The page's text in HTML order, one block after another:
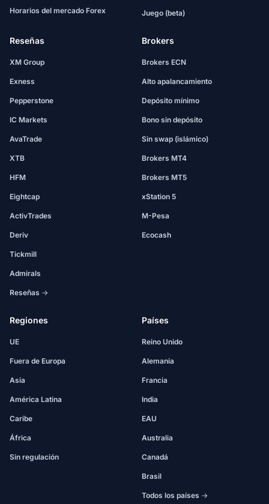
Horarios del mercado Forex Juego (beta)
Reseñas
XM Group
Exness
Pepperstone
IC Markets
AvaTrade
XTB
HFM
Eightcap
ActivTrades
Deriv
Tickmill
Admirals
Reseñas →
Brokers
Brokers ECN
Alto apalancamiento
Depósito mínimo
Bono sin depósito
Sin swap (islámico)
Brokers MT4
Brokers MT5
xStation 5
M-Pesa
Ecocash
Regiones
UE
Fuera de Europa
Asia
América Latina
Caribe
África
Sin regulación
Países
Reino Unido
Alemania
Francia
India
EAU
Australia
Canadá
Brasil
Todos los países →